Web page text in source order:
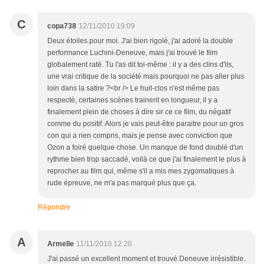
C copa738 12/11/2010 19:09
Deux étoiles pour moi. J'ai bien rigolé, j'ai adoré la double
performance Luchini-Deneuve, mais j'ai trouvé le film
globalement raté. Tu l'as dit toi-même : il y a des clins d'ils,
une vrai critique de la société mais pourquoi ne pas aller plus
loin dans la satire ?<br /> Le huit-clos n'est même pas
respecté, certaines scènes trainent en longueur, il y a
finalement plein de choses à dire sir ce ce film, du négatif
comme du positif. Alors je vais peut-être paraitre pour un gros
con qui a rien compris, mais je pense avec conviction que
Ozon a foiré quelque chose. Un manque de fond doublé d'un
rythme bien trop saccadé, voilà ce que j'ai finalement le plus à
reprocher au film qui, même s'il a mis mes zygomatiques à
rude épreuve, ne m'a pas marqué plus que ça.
Répondre
A Armelle 11/11/2010 12:20
J'ai passé un excellent moment et trouvé Deneuve irrésistible.